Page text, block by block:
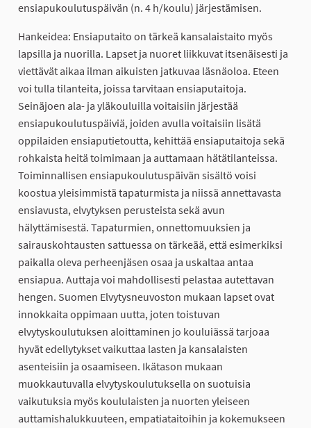
ensiapukoulutuspäivän (n. 4 h/koulu) järjestämisen.
Hankeidea: Ensiaputaito on tärkeä kansalaistaito myös
lapsilla ja nuorilla. Lapset ja nuoret liikkuvat itsenäisesti ja
viettävät aikaa ilman aikuisten jatkuvaa läsnäoloa. Eteen
voi tulla tilanteita, joissa tarvitaan ensiaputaitoja.
Seinäjoen ala- ja yläkouluilla voitaisiin järjestää
ensiapukoulutuspäiviä, joiden avulla voitaisiin lisätä
oppilaiden ensiaputietoutta, kehittää ensiaputaitoja sekä
rohkaista heitä toimimaan ja auttamaan hätätilanteissa.
Toiminnallisen ensiapukoulutuspäivän sisältö voisi
koostua yleisimmistä tapaturmista ja niissä annettavasta
ensiavusta, elvytyksen perusteista sekä avun
hälyttämisestä. Tapaturmien, onnettomuuksien ja
sairauskohtausten sattuessa on tärkeää, että esimerkiksi
paikalla oleva perheenjäsen osaa ja uskaltaa antaa
ensiapua. Auttaja voi mahdollisesti pelastaa autettavan
hengen. Suomen Elvytysneuvoston mukaan lapset ovat
innokkaita oppimaan uutta, joten toistuvan
elvytyskoulutuksen aloittaminen jo kouluiässä tarjoaa
hyvät edellytykset vaikuttaa lasten ja kansalaisten
asenteisiin ja osaamiseen. Ikätason mukaan
muokkautuvalla elvytyskoulutuksella on suotuisia
vaikutuksia myös koululaisten ja nuorten yleiseen
auttamishalukkuuteen, empatiataitoihin ja kokemukseen